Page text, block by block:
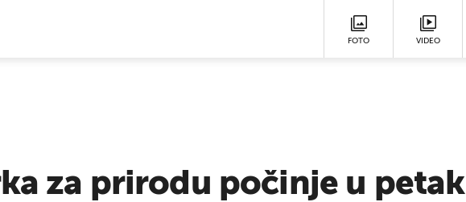
FOTO VIDEO
za prirodu počinje u petak